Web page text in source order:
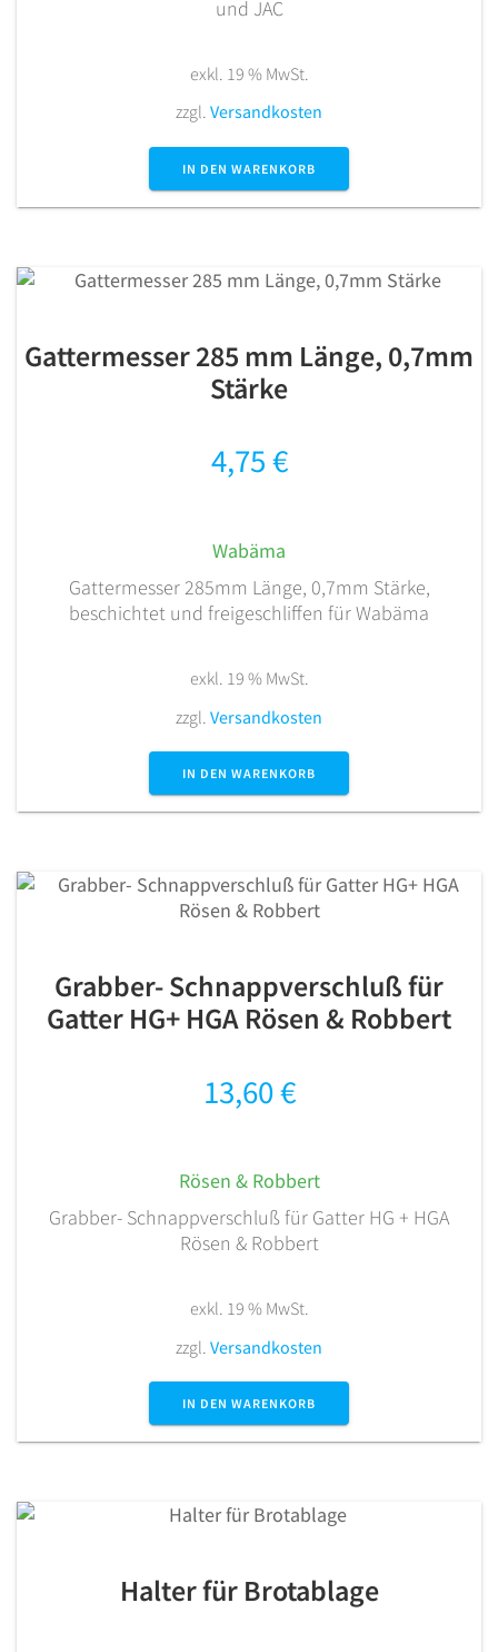
und JAC
exkl. 19 % MwSt.
zzgl. Versandkosten
IN DEN WARENKORB
Gattermesser 285 mm Länge, 0,7mm
Stärke
4,75€
Wabäma
Gattermesser 285mm Länge, 0,7mm Stärke,
beschichtet und freigeschliffen für Wabäma
exkl. 19 % MwSt.
zzgl. Versandkosten
IN DEN WARENKORB
Grabber- Schnappverschluß für
Gatter HG+ HGA Rösen & Robbert
13,60€
Rösen & Robbert
Grabber- Schnappverschluß für Gatter HG + HGA
Rösen & Robbert
exkl. 19 % MwSt.
zzgl. Versandkosten
IN DEN WARENKORB
Halter für Brotablage